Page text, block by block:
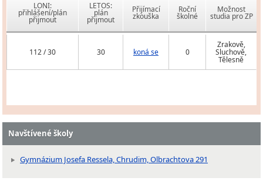
LONI:
přihlášení/plán
přijmout
LETOS:
plán
přijmout
Přijímací
zkouška
Roční
školné
Možnost
studia pro ZP
112 / 30 30 koná se 0
Zrakově,
Sluchově,
Tělesně
Navštívené školy
Gymnázium Josefa Ressela, Chrudim, Olbrachtova 291